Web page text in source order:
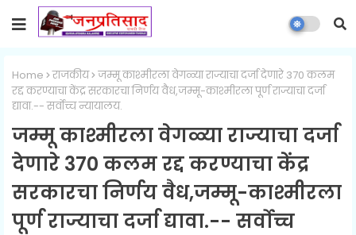
Home राजकीय जम्मू काश्मीरला वेगळ्या राज्याचा दर्जा देणारे 370 कलम
रद्द करण्याचा केंद्र सरकारचा निर्णय वैध,जम्मू-काश्मीरला पूर्ण राज्याचा दर्जा
द्यावा.-- सर्वोच्च न्यायालय.
जम्मू काश्मीरला वेगळ्या राज्याचा दर्जा
देणारे 370 कलम रद्द करण्याचा केंद्र
सरकारचा निर्णय वैध,जम्मू-काश्मीरला
पूर्ण राज्याचा दर्जा द्यावा.-- सर्वोच्च